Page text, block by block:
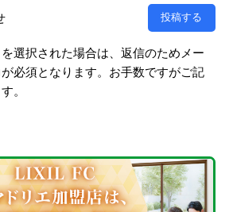
選択された場合は、返信のためメー
必須となります。お手数ですがご記
。